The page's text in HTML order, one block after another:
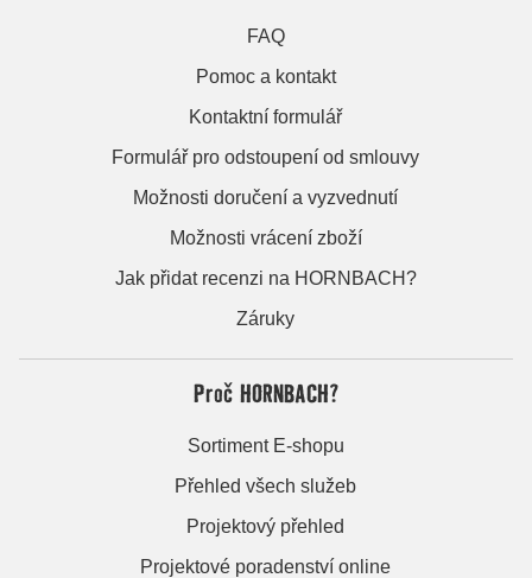
FAQ
Pomoc a kontakt
Kontaktní formulář
Formulář pro odstoupení od smlouvy
Možnosti doručení a vyzvednutí
Možnosti vrácení zboží
Jak přidat recenzi na HORNBACH?
Záruky
Proč HORNBACH?
Sortiment E-shopu
Přehled všech služeb
Projektový přehled
Projektové poradenství online